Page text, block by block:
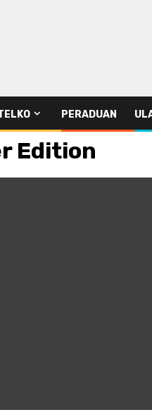
PERADUAN
Edition